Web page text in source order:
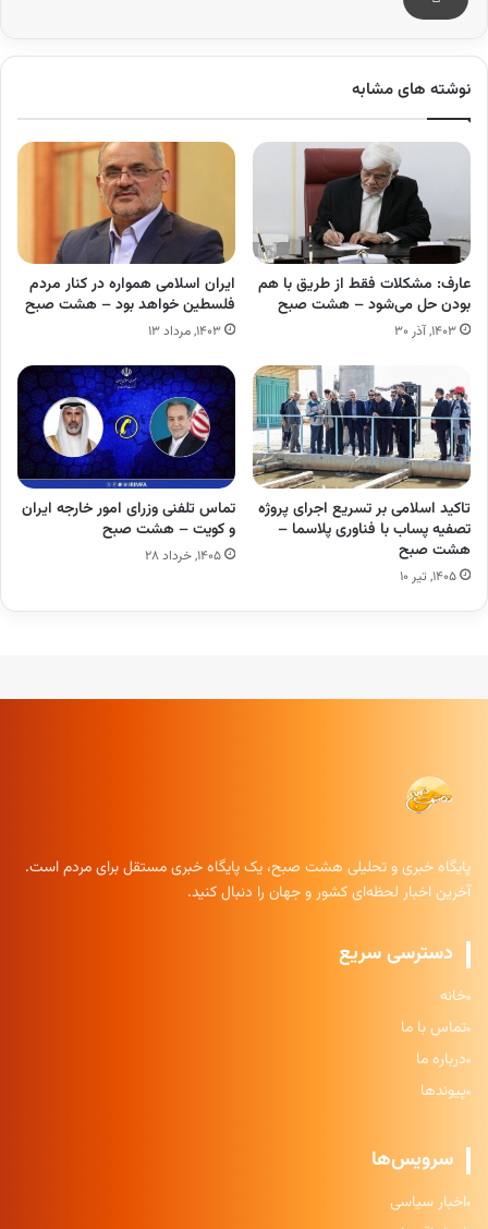
نوشته های مشابه
عارف: مشکلات فقط از طریق با هم
بودن حل می‌شود – هشت صبح
۱۴۰۳, آذر ۳۰
ایران اسلامی همواره در کنار مردم
فلسطین خواهد بود – هشت صبح
۱۴۰۳, مرداد ۱۳
تاکید اسلامی بر تسریع اجرای پروژه
تصفیه پساب با فناوری پلاسما –
هشت صبح
۱۴۰۵, تیر ۱۰
تماس تلفنی وزرای امور خارجه ایران
و کویت – هشت صبح
۱۴۰۵, خرداد ۲۸
پایگاه خبری و تحلیلی هشت صبح، یک پایگاه خبری مستقل برای مردم است.
آخرین اخبار لحظه‌ای کشور و جهان را دنبال کنید.
دسترسی سریع
خانه
تماس با ما
درباره ما
پیوندها
سرویس‌ها
اخبار سیاسی